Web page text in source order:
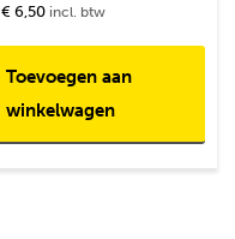
€ 6,50 incl. btw
Toevoegen aan
winkelwagen